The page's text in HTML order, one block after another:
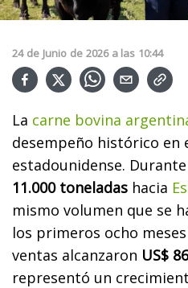
24 de Junio de 2026 a las 10:44
La carne bovina
desempeño histórico en
estadounidense.
11.000 toneladas hacia
mismo volumen que se
los primeros ocho
ventas alcanzaron US$
representó un